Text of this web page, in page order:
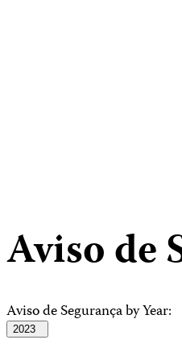
Aviso de
Aviso de Segurança by Year:
2023